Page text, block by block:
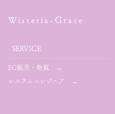
Wisteria-Grace
SERVICE
EC販売・物販 →
システムエンジニア →